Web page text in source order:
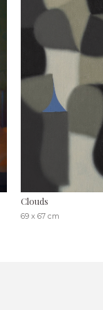
Clouds
69 x 67 cm